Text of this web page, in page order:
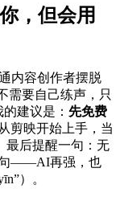
，但会用
内容创作者摆脱
需要自己练声，只
建议是： 先免费
剪映开始上手，当
最后提醒一句：无
句——AI再强，也
）。